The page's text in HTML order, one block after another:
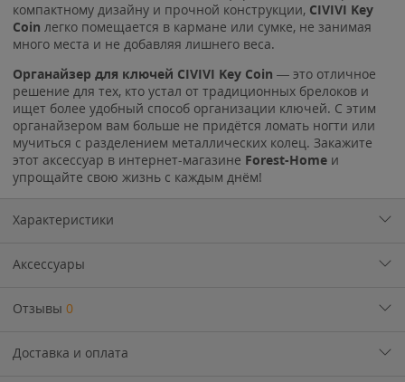
компактному дизайну и прочной конструкции, CIVIVI Key
Coin легко помещается в кармане или сумке, не занимая
много места и не добавляя лишнего веса.
Органайзер для ключей CIVIVI Key Coin — это отличное
решение для тех, кто устал от традиционных брелоков и
ищет более удобный способ организации ключей. С этим
органайзером вам больше не придётся ломать ногти или
мучиться с разделением металлических колец. Закажите
этот аксессуар в интернет-магазине Forest-Home и
упрощайте свою жизнь с каждым днём!
Характеристики
Аксессуары
Отзывы 0
Доставка и оплата